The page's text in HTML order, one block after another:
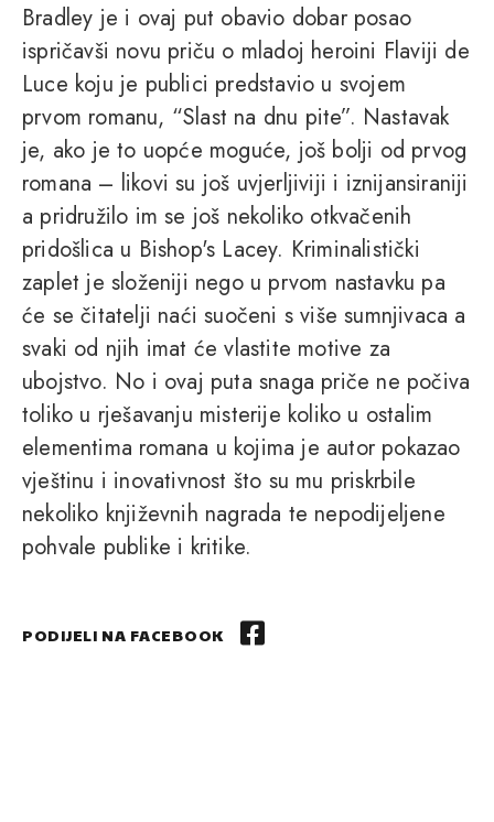
Bradley je i ovaj put obavio dobar posao
ispričavši novu priču o mladoj heroini Flaviji de
Luce koju je publici predstavio u svojem
prvom romanu, “Slast na dnu pite”. Nastavak
je, ako je to uopće moguće, još bolji od prvog
romana – likovi su još uvjerljiviji i iznijansiraniji
a pridružilo im se još nekoliko otkvačenih
pridošlica u Bishop's Lacey. Kriminalistički
zaplet je složeniji nego u prvom nastavku pa
će se čitatelji naći suočeni s više sumnjivaca a
svaki od njih imat će vlastite motive za
ubojstvo. No i ovaj puta snaga priče ne počiva
toliko u rješavanju misterije koliko u ostalim
elementima romana u kojima je autor pokazao
vještinu i inovativnost što su mu priskrbile
nekoliko književnih nagrada te nepodijeljene
pohvale publike i kritike.
PODIJELI NA FACEBOOK